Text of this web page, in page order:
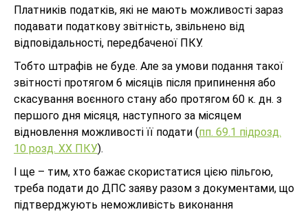
Платників податків, які не мають можливості зараз
подавати податкову звітність, звільнено від
відповідальності, передбаченої ПКУ.
Тобто штрафів не буде. Але за умови подання такої
звітності протягом 6 місяців після припинення або
скасування воєнного стану або протягом 60 к. дн. з
першого дня місяця, наступного за місяцем
відновлення можливості її подати (пп. 69.1 підрозд.
10 розд. ХХ ПКУ).
І ще – тим, хто бажає скористатися цією пільгою,
треба подати до ДПС заяву разом з документами, що
підтверджують неможливість виконання